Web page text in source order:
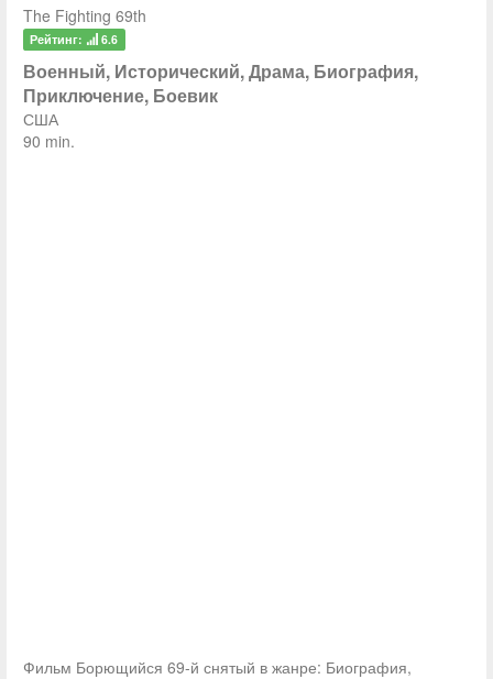
The Fighting 69th
Рейтинг: 6.6
Военный, Исторический, Драма, Биография,
Приключение, Боевик
США
90 min.
Фильм Борющийся 69-й снятый в жанре: Биография,